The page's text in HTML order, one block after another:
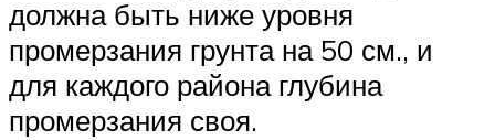
должна быть ниже уровня
промерзания грунта на 50 см., и
для каждого района глубина
промерзания своя.